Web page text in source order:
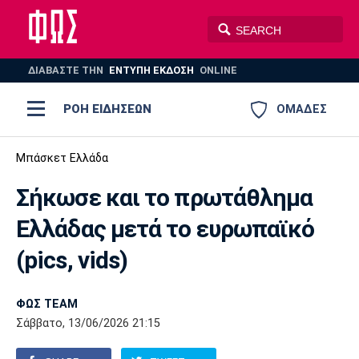
ΔΙΑΒΑΣΤΕ THN ΕΝΤΥΠΗ ΕΚΔΟΣΗ ONLINE
ΟΜΑΔΕΣ
ΡΟΗ ΕΙΔΗΣΕΩΝ
ΠΟΔΟΣΦΑΙΡΟ
ΣΠΟΡ
AUTO-MOTO
Ποδόσφαιρο
Super League 1
Super League 2
Γ Εθνική
Ελλάδα
Μπάσκετ
Ελλάδα
Εθνική
EuroLeague
Ολυμπιακοί Αγώνες
Βόλεϊ
Πόλο
Ολυμπιακός ΑΕΚ ΠΑΟΚ
Παναθηναϊκός Ατρόμητος
Μπάσκετ Ελλάδα
Σήκωσε και το πρωτάθλημα
Ελλάδας μετά το ευρωπαϊκό
(pics, vids)
ΦΩΣ TEAM
Σάββατο, 13/06/2026 21:15